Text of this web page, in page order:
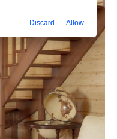
Discard Allow